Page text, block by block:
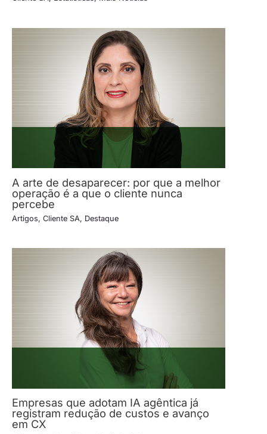
A arte de desaparecer: por que a melhor
operação é a que o cliente nunca
percebe
Artigos, Cliente SA, Destaque
Empresas que adotam IA agêntica já
registram redução de custos e avanço
em CX